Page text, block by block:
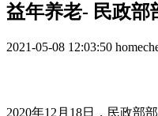
益年养老- 民政部
2021-05-08 12:03:50
2020年12月18日，民政部